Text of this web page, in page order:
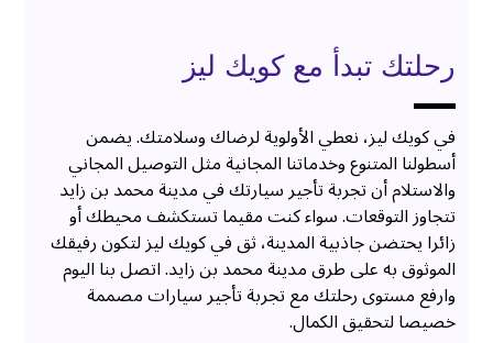
رحلتك تبدأ مع كويك ليز
في كويك ليز، نعطي الأولوية لرضاك وسلامتك. يضمن
أسطولنا المتنوع وخدماتنا المجانية مثل التوصيل المجاني
والاستلام أن تجربة تأجير سيارتك في مدينة محمد بن زايد
تتجاوز التوقعات. سواء كنت مقيما تستكشف محيطك أو
زائرا يحتضن جاذبية المدينة، ثق في كويك ليز لتكون رفيقك
الموثوق به على طرق مدينة محمد بن زايد. اتصل بنا اليوم
وارفع مستوى رحلتك مع تجربة تأجير سيارات مصممة
خصيصا لتحقيق الكمال.